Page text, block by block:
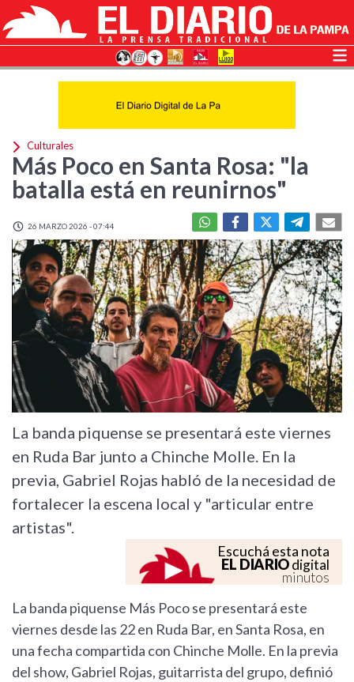
Culturales
Más Poco en Santa Rosa: "la
batalla está en reunirnos"
26 MARZO 2026 - 07:44
La banda piquense se presentará este viernes
en Ruda Bar junto a Chinche Molle. En la
previa, Gabriel Rojas habló de la necesidad de
fortalecer la escena local y "articular entre
artistas".
Escuchá esta nota
EL DIARIOdigital
minutos
La banda piquense Más Poco se presentará este
viernes desde las 22 en Ruda Bar, en Santa Rosa, en
una fecha compartida con Chinche Molle. En la previa
del show, Gabriel Rojas, guitarrista del grupo, definió